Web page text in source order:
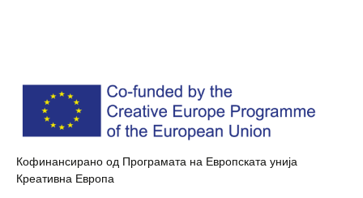
Кофинансирано од Програмата на Европската унија
Креативна Европа